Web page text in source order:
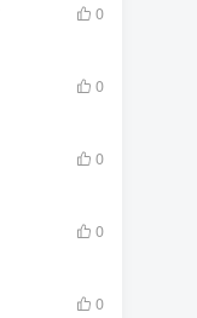
0
0
0
0
0